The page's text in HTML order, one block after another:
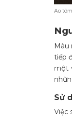
Ao
tiếp
một
Sử
Việc